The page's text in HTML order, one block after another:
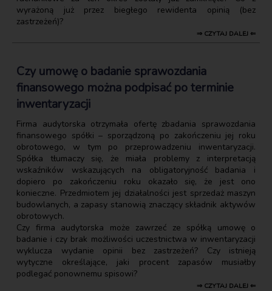
wyrażoną już przez biegłego rewidenta opinią (bez
zastrzeżeń)?
⇒ CZYTAJ DALEJ ⇐
Czy umowę o badanie sprawozdania
finansowego można podpisać po terminie
inwentaryzacji
Firma audytorska otrzymała ofertę zbadania sprawozdania
finansowego spółki – sporządzoną po zakończeniu jej roku
obrotowego, w tym po przeprowadzeniu inwentaryzacji.
Spółka tłumaczy się, że miała problemy z interpretacją
wskaźników wskazujących na obligatoryjność badania i
dopiero po zakończeniu roku okazało się, że jest ono
konieczne. Przedmiotem jej działalności jest sprzedaż maszyn
budowlanych, a zapasy stanowią znaczący składnik aktywów
obrotowych.
Czy firma audytorska może zawrzeć ze spółką umowę o
badanie i czy brak możliwości uczestnictwa w inwentaryzacji
wyklucza wydanie opinii bez zastrzeżeń? Czy istnieją
wytyczne określające, jaki procent zapasów musiałby
podlegać ponownemu spisowi?
⇒ CZYTAJ DALEJ ⇐